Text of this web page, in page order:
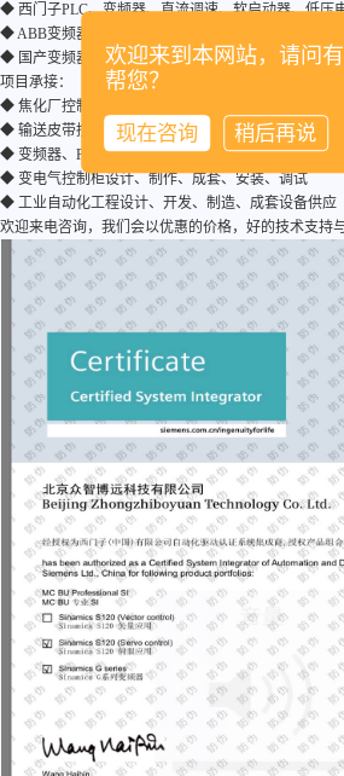
◆ 西门子PLC、变频器、直流调速、软启动器、低压
◆ ABB变频器、软启动器
◆ 国产变频器
项目承接：
◆ 焦化厂控制系统 、钢厂控制系统、电厂辅机控制系
◆ 输送皮带控制系统、起重机控制系统、空压机控制
◆ 变频器、PLC维护维修
◆ 变电气控制柜设计、制作、成套、安装、调试
◆ 工业自动化工程设计、开发、制造、成套设备供应
欢迎来电咨询，我们会以优惠的价格，好的技术支持
欢迎来到本网站，请问
帮您？
现在咨询 稍后再说